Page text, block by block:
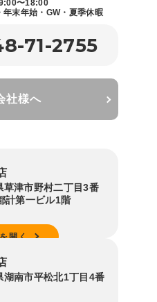
〜18:00
末年始・GW・夏季休暇
71-2755
社様へ
草津市野村二丁目3番
計第一ビル1階
開く
湖南市平松北1丁目4番